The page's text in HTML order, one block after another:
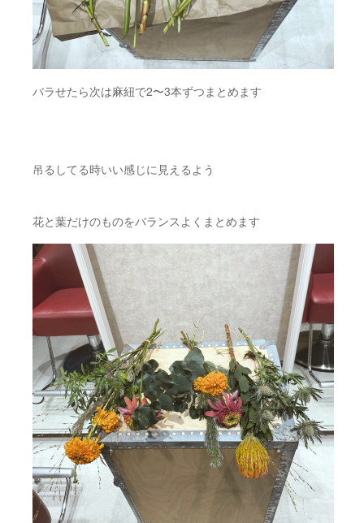
バラせたら次は麻紐で2〜3本ずつまとめます
吊るしてる時いい感じに見えるよう
花と葉だけのものをバランスよくまとめます